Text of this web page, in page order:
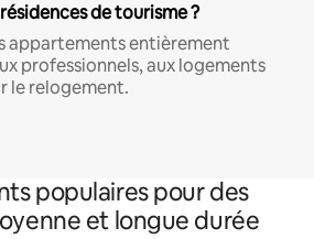
de tourisme ?
appartements entièrement
professionnels, aux logements
le relogement.
populaires pour des
et longue durée